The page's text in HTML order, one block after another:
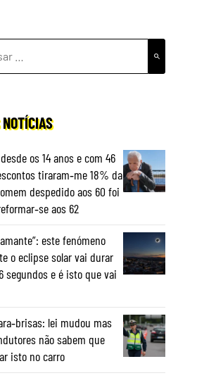
os 14 anos e com 46
tiraram‑me 18% da
despedido aos 60 foi
aos 62
este fenómeno
o eclipse solar vai durar
segundos e é isto que vai
lei mudou mas
não sabem que
isto no carro